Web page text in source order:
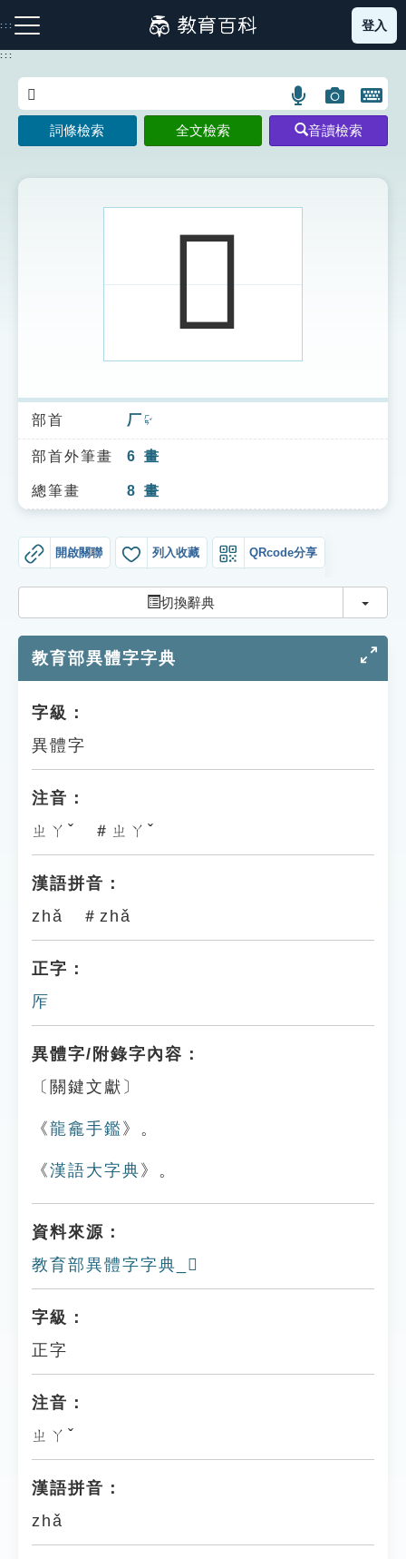
到
主
:::
注音索引圖示 筆畫索引圖示 部首索引表圖示
索引選單
知識索引
單字索引
貓頭鷹博士
登入
:::
語
言
搜
示
圖
片
搜
開
鍵
圖
詞條檢索 全文檢索 音讀檢索
𠩎
部首 厂 ㄏㄢˇ
部首外筆畫 6 畫
總筆畫 8 畫
開啟關聯 列入收藏 QRcode分享
切換辭典 切換
教育部異體字字典
字級：
異體字
注音：
ㄓㄚˇ ＃ㄓㄚˇ
漢語拼音：
zhǎ ＃zhǎ
正字：
厏
異體字/附錄字內容：
〔關鍵文獻〕
《龍龕手鑑 》。
《漢語大字典 》。
資料來源：
教育部異體字字典_𠩎
字級：
正字
注音：
ㄓㄚˇ
漢語拼音：
zhǎ